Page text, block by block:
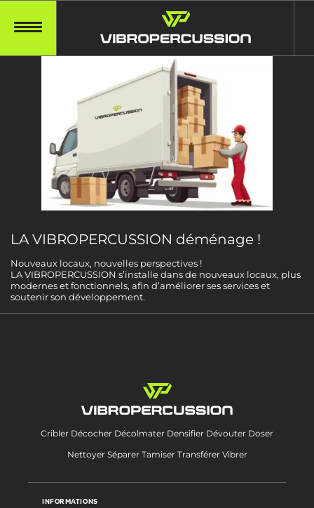
LA VIBROPERCUSSION déménage !
Nouveaux locaux, nouvelles perspectives !
LA VIBROPERCUSSION s’installe dans de nouveaux locaux, plus
modernes et fonctionnels, afin d’améliorer ses services et
soutenir son développement.
Cribler Décocher Décolmater Densifier Dévouter Doser
Nettoyer Séparer Tamiser Transférer Vibrer
INFORMATIONS